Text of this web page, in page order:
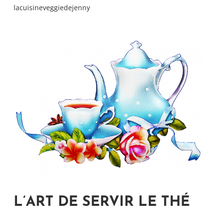
lacuisineveggiedejenny
L’ART DE SERVIR LE THÉ